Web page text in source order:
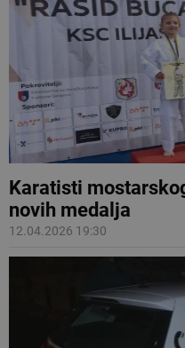
Karatisti
novih medalja
12.04.2026 19:30